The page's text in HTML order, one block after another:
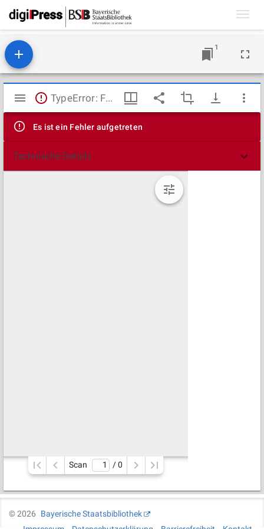
1
Mirador
Viewer
TypeError: Failed to fetch
Es ist ein Fehler aufgetreten
Technische Details
Scan / 0
©2026
Bayerische Staatsbibliothek